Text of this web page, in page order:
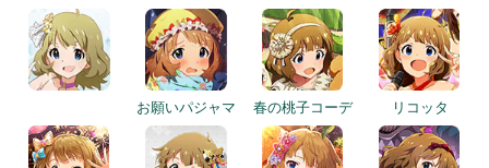
お願いパジャマ 春の桃子コーデ リコッタ